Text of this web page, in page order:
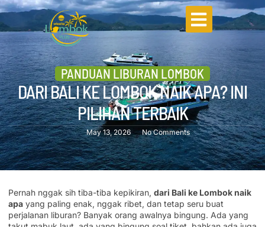
PANDUAN LIBURAN LOMBOK
DARI BALI KE LOMBOK NAIK APA? INI
PILIHAN TERBAIK
May 13, 2026 No Comments
Pernah nggak sih tiba-tiba kepikiran, dari Bali ke Lombok naik
apa yang paling enak, nggak ribet, dan tetap seru buat
perjalanan liburan? Banyak orang awalnya bingung. Ada yang